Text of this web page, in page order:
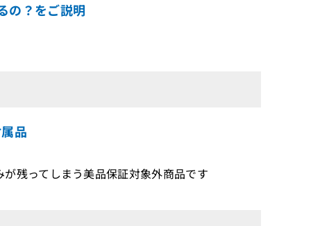
の？をご説明
品
ってしまう美品保証対象外商品です